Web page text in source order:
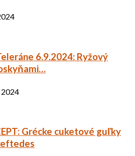
6.9.2024: Ryžový
2024
Grécke cuketové guľky